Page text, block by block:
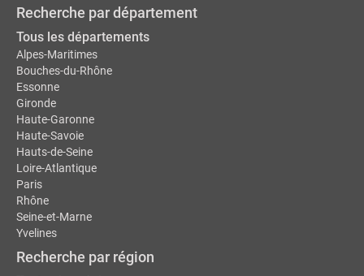
Recherche par département
Tous les départements
Alpes-Maritimes
Bouches-du-Rhône
Essonne
Gironde
Haute-Garonne
Haute-Savoie
Hauts-de-Seine
Loire-Atlantique
Paris
Rhône
Seine-et-Marne
Yvelines
Recherche par région